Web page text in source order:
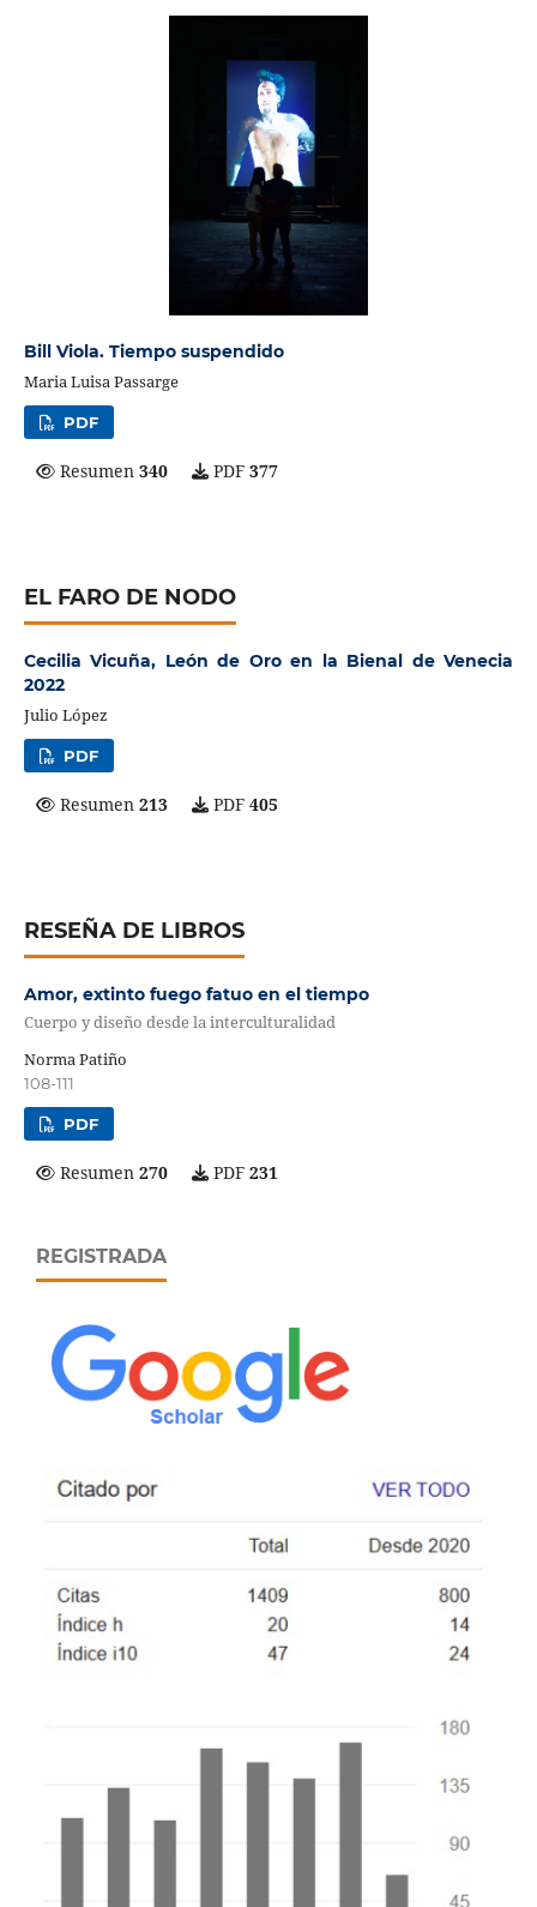
Bill Viola. Tiempo suspendido
Maria Luisa Passarge
PDF
Resumen 340 PDF 377
EL FARO DE NODO
Cecilia Vicuña, León de Oro en la Bienal de Venecia
2022
Julio López
PDF
Resumen 213 PDF 405
RESEÑA DE LIBROS
Amor, extinto fuego fatuo en el tiempo
Cuerpo y diseño desde la interculturalidad
Norma Patiño
108-111
PDF
Resumen 270 PDF 231
REGISTRADA